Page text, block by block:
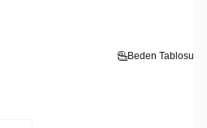
Beden Tablosu